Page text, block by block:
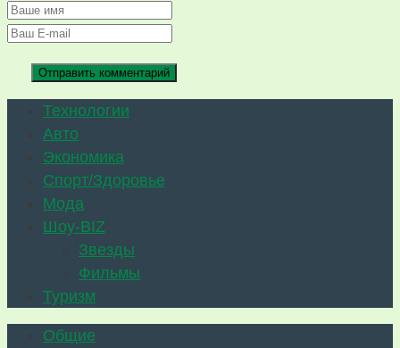
Технологии
Авто
Экономика
Спорт/Здоровье
Мода
Шоу-BIZ
Звезды
Фильмы
Туризм
Общие